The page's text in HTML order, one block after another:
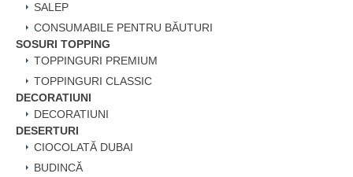
SALEP
CONSUMABILE PENTRU BĂUTURI
SOSURI TOPPING
TOPPINGURI PREMIUM
TOPPINGURI CLASSIC
DECORATIUNI
DECORATIUNI
DESERTURI
CIOCOLATĂ DUBAI
BUDINCĂ